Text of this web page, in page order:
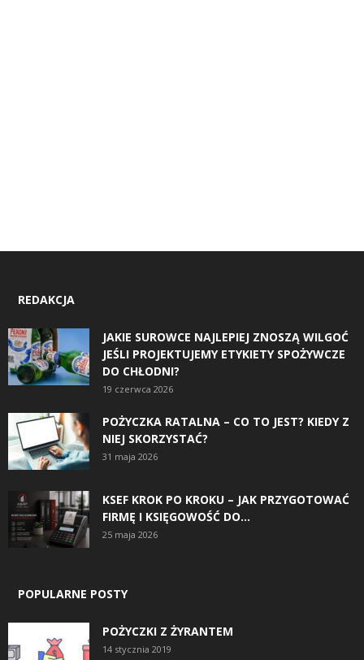
REDAKCJA
JAKIE SUROWCE NAJLEPIEJ ZNOSZĄ WILGOĆ
JEŚLI PROJEKTUJEMY ETYKIETY SPOŻYWCZE
DO CHŁODNI?
19 czerwca 2026
POŻYCZKA RATALNA – CO TO JEST? KIEDY Z
NIEJ SKORZYSTAĆ?
31 maja 2026
KSEF KROK PO KROKU – JAK PRZYGOTOWAĆ
FIRMĘ I KSIĘGOWOŚĆ DO...
25 maja 2026
POPULARNE POSTY
POŻYCZKI Z ŻYRANTEM
14 stycznia 2019